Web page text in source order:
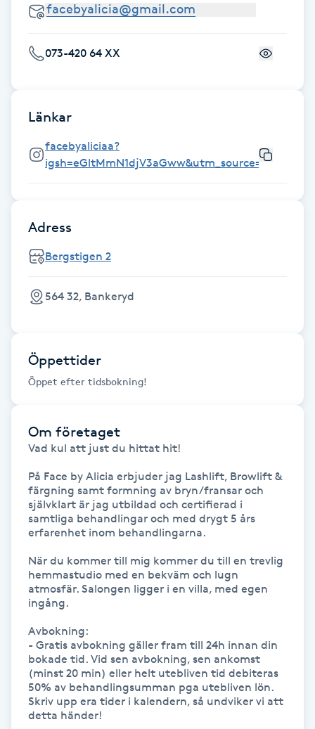
Fotsvamp
Fotvård
Fransar
Fransfärgning
Fransförlängning Megavolym
Fransförlängning Volym
Fransk manikyr
Fransrengöring
Frekvensterapi
Friskvård
Friskvårdsmassage
Frisör
Funktionsanalys
Färgning
Föning
Gel naglar
073-420 64 XX
Länkar
facebyaliciaa?
igsh=eGltMmN1djV3aGww&utm_source=qr
Adress
Bergstigen 2
564 32, Bankeryd
Öppettider
Öppet efter tidsbokning!
Om företaget
Vad kul att just du hittat hit!
På Face by Alicia erbjuder jag Lashlift, Browlift &
färgning samt formning av bryn/fransar och
självklart är jag utbildad och certifierad i
samtliga behandlingar och med drygt 5 års
erfarenhet inom behandlingarna.
När du kommer till mig kommer du till en trevlig
hemmastudio med en bekväm och lugn
atmosfär. Salongen ligger i en villa, med egen
ingång.
Avbokning:
- Gratis avbokning gäller fram till 24h innan din
bokade tid. Vid sen avbokning, sen ankomst
(minst 20 min) eller helt utebliven tid debiteras
50% av behandlingsumman pga utebliven lön.
Skriv upp era tider i kalendern, så undviker vi att
detta händer!